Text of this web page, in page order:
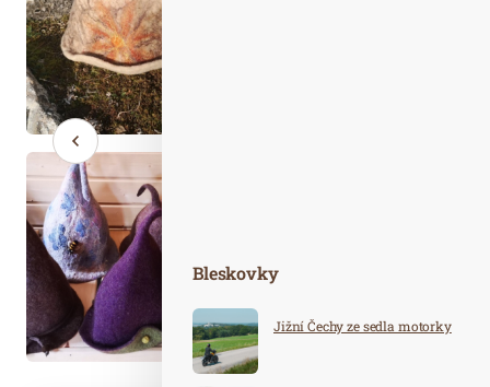
Bleskovky
Jižní Čechy ze sedla motorky